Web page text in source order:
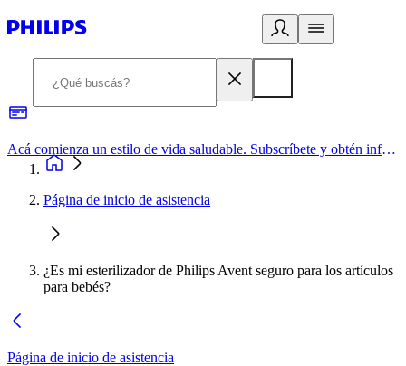
Acá comienza un estilo de vida saludable. Subscríbete y obtén información de primera mano
Página de inicio de asistencia
¿Es mi esterilizador de Philips Avent seguro para los artículos
para bebés?
Página de inicio de asistencia